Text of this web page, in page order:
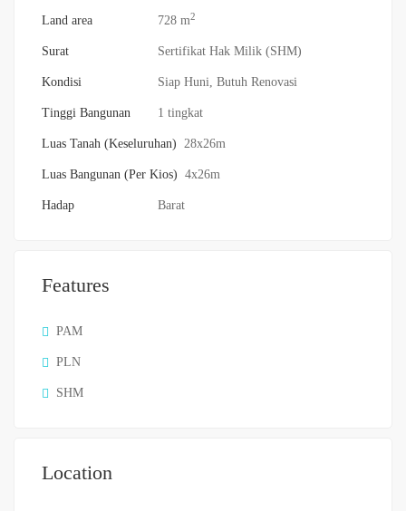
Land area 728 m2
Surat Sertifikat Hak Milik (SHM)
Kondisi Siap Huni, Butuh Renovasi
Tinggi Bangunan 1 tingkat
Luas Tanah (Keseluruhan) 28x26m
Luas Bangunan (Per Kios) 4x26m
Hadap Barat
Features
PAM
PLN
SHM
Location